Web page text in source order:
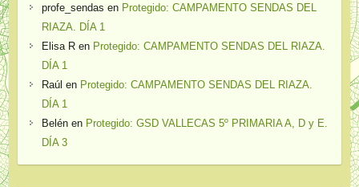
profe_sendas en Protegido: CAMPAMENTO SENDAS DEL
RIAZA. DÍA 1
Elisa Ren Protegido: CAMPAMENTO SENDAS DEL RIAZA.
DÍA 1
Raúl en Protegido: CAMPAMENTO SENDAS DEL RIAZA.
DÍA 1
Belénen Protegido: GSD VALLECAS 5º PRIMARIA A, D y E.
DÍA 3